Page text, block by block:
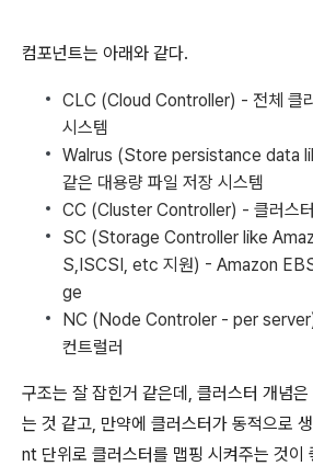
컴포넌트는 아래와 같다.
CLC (Cloud Controller) - 전체 클
시스템
Walrus (Store persistance data
같은 대용량 파일 저장 시스템
CC (Cluster Controller) - 클러스터
SC (Storage Controller like
S,ISCSI, etc 지원) - Amazon
ge
NC (Node Controler - per
컨트럴러
구조는 잘 잡힌거 같은데, 클러스터 개념
는 것 같고, 만약에 클러스터가 동적으로
nt 단위로 클러스터를 맵핑 시켜주는 것이